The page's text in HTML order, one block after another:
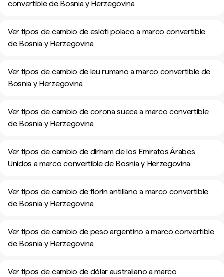
convertible de Bosnia y Herzegovina
Ver tipos de cambio de esloti polaco a marco convertible
de Bosnia y Herzegovina
Ver tipos de cambio de leu rumano a marco convertible de
Bosnia y Herzegovina
Ver tipos de cambio de corona sueca a marco convertible
de Bosnia y Herzegovina
Ver tipos de cambio de dírham de los Emiratos Árabes
Unidos a marco convertible de Bosnia y Herzegovina
Ver tipos de cambio de florín antillano a marco convertible
de Bosnia y Herzegovina
Ver tipos de cambio de peso argentino a marco convertible
de Bosnia y Herzegovina
Ver tipos de cambio de dólar australiano a marco